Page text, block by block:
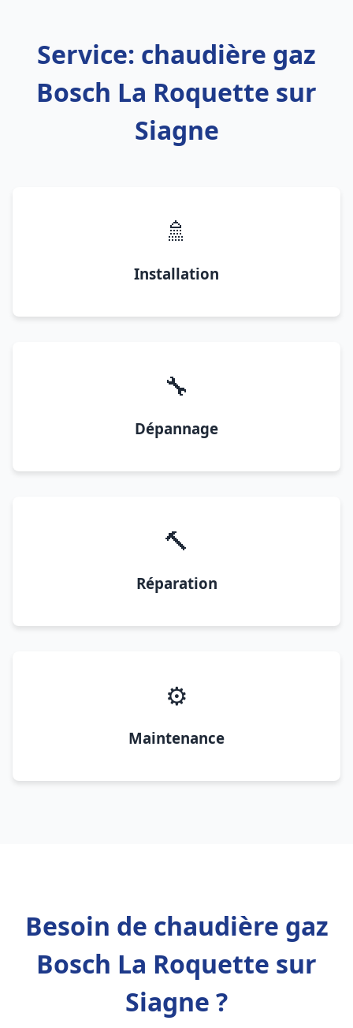
Service: chaudière gaz
Bosch La Roquette sur
Siagne
🚿
Installation
🔧
Dépannage
🔨
Réparation
⚙️
Maintenance
Besoin de chaudière gaz
Bosch La Roquette sur
Siagne ?